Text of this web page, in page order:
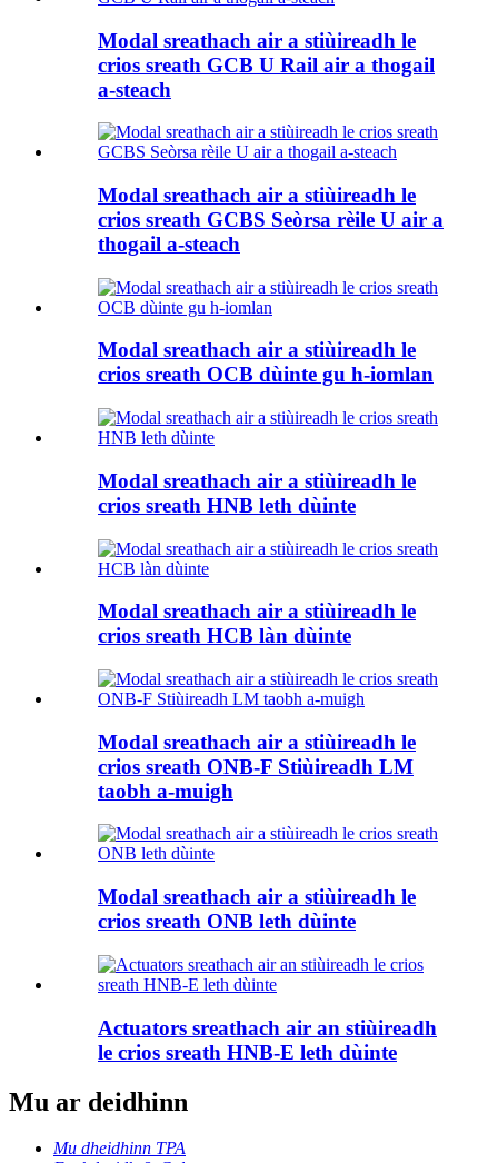
Modal sreathach air a stiùireadh le
crios sreath GCB U Rail air a thogail
a-steach
Modal sreathach air a stiùireadh le
crios sreath GCBS Seòrsa rèile U air a
thogail a-steach
Modal sreathach air a stiùireadh le
crios sreath OCB dùinte gu h-iomlan
Modal sreathach air a stiùireadh le
crios sreath HNB leth dùinte
Modal sreathach air a stiùireadh le
crios sreath HCB làn dùinte
Modal sreathach air a stiùireadh le
crios sreath ONB-F Stiùireadh LM
taobh a-muigh
Modal sreathach air a stiùireadh le
crios sreath ONB leth dùinte
Actuators sreathach air an stiùireadh
le crios sreath HNB-E leth dùinte
Mu ar deidhinn
Mu dheidhinn TPA